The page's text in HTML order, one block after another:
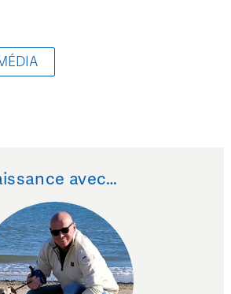
avec…